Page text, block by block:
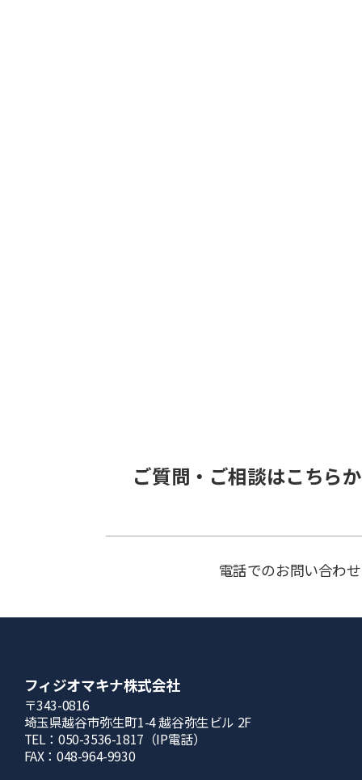
ご質問・ご相談はこちら
電話でのお問い合わ
フィジオマキナ株式会社
〒343-0816
埼⽟県越⾕市弥⽣町1-4 越⾕弥⽣ビル 2F
TEL：050-3536-1817（IP電話）
FAX：048-964-9930